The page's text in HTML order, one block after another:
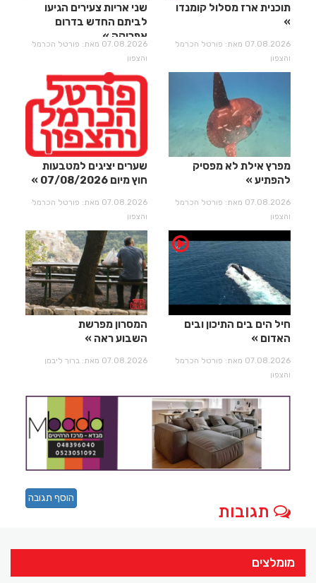
תוכנית ארז מסלול קומנדו
07.08.2026 מאת: פורטל הכרמל
והצפון
שני אריות צעירים הגיעו
לביתם החדש בדרום
אפריקה
07.08.2026 מאת: פורטל הכרמל
והצפון
מפרץ אילת לא מפסיק
להפתיע
07.08.2026 מאת: פורטל הכרמל
והצפון
שערים יציגים למטבעות
חוץ מיום 07/08/2026
07.08.2026 מאת: פורטל הכרמל
והצפון
חיל הים בים התיכון ובים
האדום
07.08.2026 מאת: פורטל הכרמל
והצפון
המסרון מפרשת
השבוע ראה
07.08.2026 מאת: ברוך ליבמן
תגובות
הוסף תגובה
מומלצים